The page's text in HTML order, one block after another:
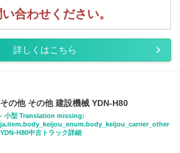
合わせください。
詳しくはこちら
その他 その他 建設機械 YDN-H80
- 小型 Translation missing:
ja.item.body_keijou_enum.body_keijou_carrier_other
YDN-H80中古トラック詳細